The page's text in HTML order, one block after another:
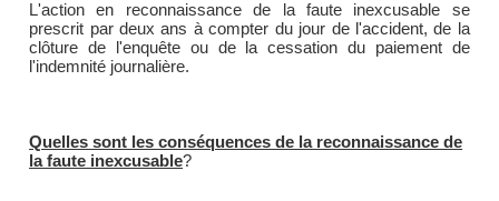
L'action en reconnaissance de la faute inexcusable se
prescrit par deux ans à compter du jour de l'accident, de la
clôture de l'enquête ou de la cessation du paiement de
l'indemnité journalière.
Quelles sont les conséquences de la reconnaissance de
la faute inexcusable?